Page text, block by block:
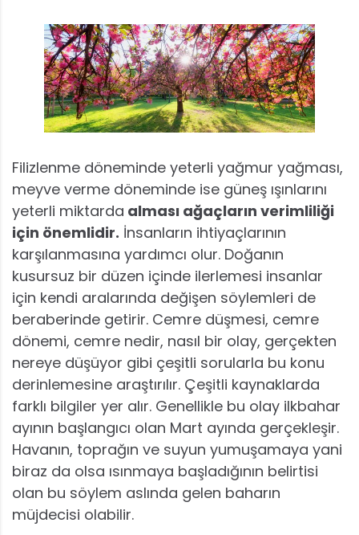
Filizlenme döneminde yeterli yağmur yağması,
meyve verme döneminde ise güneş ışınlarını
yeterli miktarda alması ağaçların verimliliği
için önemlidir. İnsanların ihtiyaçlarının
karşılanmasına yardımcı olur. Doğanın
kusursuz bir düzen içinde ilerlemesi insanlar
için kendi aralarında değişen söylemleri de
beraberinde getirir. Cemre düşmesi, cemre
dönemi, cemre nedir, nasıl bir olay, gerçekten
nereye düşüyor gibi çeşitli sorularla bu konu
derinlemesine araştırılır. Çeşitli kaynaklarda
farklı bilgiler yer alır. Genellikle bu olay ilkbahar
ayının başlangıcı olan Mart ayında gerçekleşir.
Havanın, toprağın ve suyun yumuşamaya yani
biraz da olsa ısınmaya başladığının belirtisi
olan bu söylem aslında gelen baharın
müjdecisi olabilir.